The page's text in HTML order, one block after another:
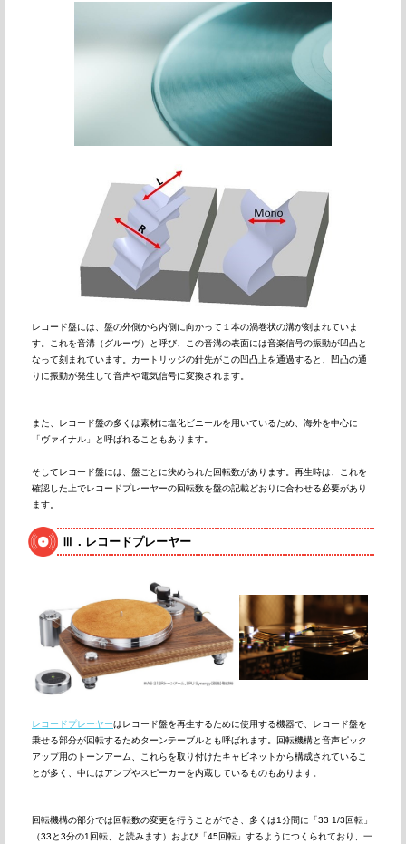
レコード盤には、盤の外側から内側に向かって１本の渦巻状の溝が刻まれていま
す。これを音溝（グルーヴ）と呼び、この音溝の表面には音楽信号の振動が凹凸と
なって刻まれています。カートリッジの針先がこの凹凸上を通過すると、凹凸の通
りに振動が発生して音声や電気信号に変換されます。
また、レコード盤の多くは素材に塩化ビニールを用いているため、海外を中心に
「ヴァイナル」と呼ばれることもあります。
そしてレコード盤には、盤ごとに決められた回転数があります。再生時は、これを
確認した上でレコードプレーヤーの回転数を盤の記載どおりに合わせる必要があり
ます。
Ⅲ．レコードプレーヤー
レコードプレーヤーはレコード盤を再生するために使用する機器で、レコード盤を
乗せる部分が回転するためターンテーブルとも呼ばれます。回転機構と音声ピック
アップ用のトーンアーム、これらを取り付けたキャビネットから構成されているこ
とが多く、中にはアンプやスピーカーを内蔵しているものもあります。
回転機構の部分では回転数の変更を行うことができ、多くは1分間に「33 1/3回転」
（33と3分の1回転、と読みます）および「45回転」するようにつくられており、一